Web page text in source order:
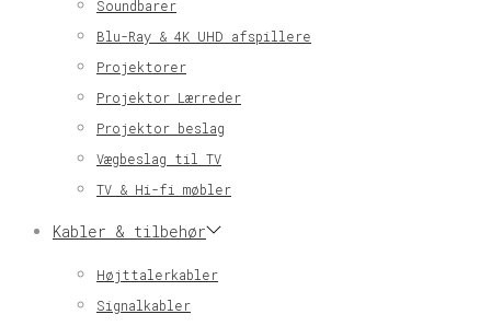
Soundbarer
Blu-Ray & 4K UHD afspillere
Projektorer
Projektor Lærreder
Projektor beslag
Vægbeslag til TV
TV & Hi-fi møbler
Kabler & tilbehør
Højttalerkabler
Signalkabler